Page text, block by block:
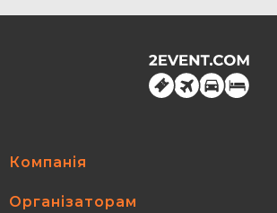
Компанія
Організаторам